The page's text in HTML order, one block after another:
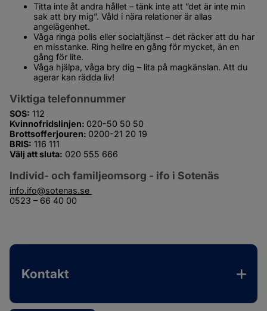
Titta inte åt andra hållet – tänk inte att ”det är inte min
sak att bry mig”. Våld i nära relationer är allas
angelägenhet.
Våga ringa polis eller socialtjänst – det räcker att du har
en misstanke. Ring hellre en gång för mycket, än en
gång för lite.
Våga hjälpa, våga bry dig – lita på magkänslan. Att du
agerar kan rädda liv!
Viktiga telefonnummer
SOS: 112
Kvinnofridslinjen: 020-50 50 50
Brottsofferjouren: 0200-21 20 19
BRIS: 116 111
Välj att sluta: 020 555 666
Individ- och familjeomsorg - ifo i Sotenäs
info.ifo@sotenas.se
0523 – 66 40 00
Kontakt